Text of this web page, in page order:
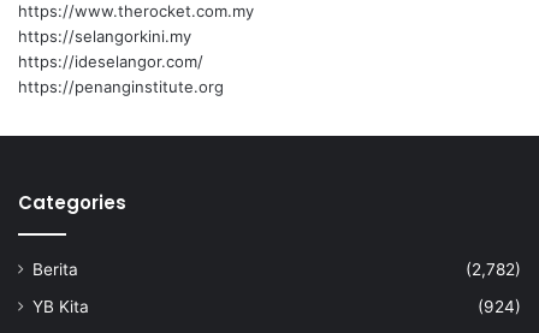
n
d
i
https://www.therocket.com.my
https://selangorkini.my
https://ideselangor.com/
https://penanginstitute.org
Categories
Berita
(2,782)
YB Kita
(924)